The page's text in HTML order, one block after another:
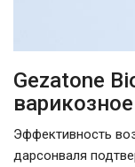
Gezatone
Эффективность
дарсонваля